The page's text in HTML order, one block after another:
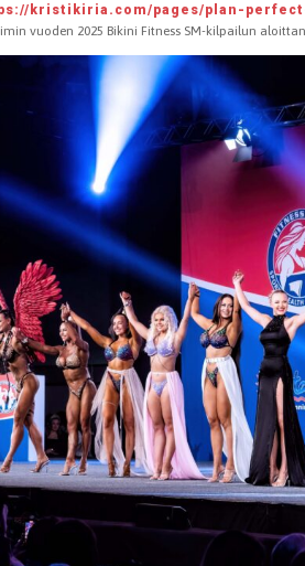
kristikiria.com/pages/plan-
vuoden 2025 Bikini Fitness SM-kilpailun